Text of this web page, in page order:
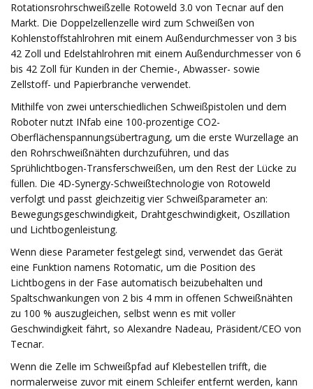
Rotationsrohrschweißzelle Rotoweld 3.0 von Tecnar auf den
Markt. Die Doppelzellenzelle wird zum Schweißen von
Kohlenstoffstahlrohren mit einem Außendurchmesser von 3 bis
42 Zoll und Edelstahlrohren mit einem Außendurchmesser von 6
bis 42 Zoll für Kunden in der Chemie-, Abwasser- sowie
Zellstoff- und Papierbranche verwendet.
Mithilfe von zwei unterschiedlichen Schweißpistolen und dem
Roboter nutzt INfab eine 100-prozentige CO2-
Oberflächenspannungsübertragung, um die erste Wurzellage an
den Rohrschweißnähten durchzuführen, und das
Sprühlichtbogen-Transferschweißen, um den Rest der Lücke zu
füllen. Die 4D-Synergy-Schweißtechnologie von Rotoweld
verfolgt und passt gleichzeitig vier Schweißparameter an:
Bewegungsgeschwindigkeit, Drahtgeschwindigkeit, Oszillation
und Lichtbogenleistung.
Wenn diese Parameter festgelegt sind, verwendet das Gerät
eine Funktion namens Rotomatic, um die Position des
Lichtbogens in der Fase automatisch beizubehalten und
Spaltschwankungen von 2 bis 4 mm in offenen Schweißnähten
zu 100 % auszugleichen, selbst wenn es mit voller
Geschwindigkeit fährt, so Alexandre Nadeau, Präsident/CEO von
Tecnar.
Wenn die Zelle im Schweißpfad auf Klebestellen trifft, die
normalerweise zuvor mit einem Schleifer entfernt werden, kann